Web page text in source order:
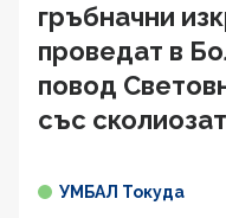
гръбначни
проведат в
повод
със
УМБАЛ Токуда